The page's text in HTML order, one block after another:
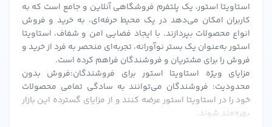
استاویتا استور، یک پلتفرم فروشگاهی آنلاین و جامع است که به
کاربران امکان می‌دهد در یک محیط حرفه‌ای، به خرید و فروش
انواع محصولات بپردازند. با ایجاد فضایی امن و شفاف، استاویتا
استور به‌عنوان یک بستر نوآورانه، تجربه‌ای منحصر به فرد از خرید و
فروش را برای مشتریان و فروشندگان فراهم کرده است.
مزایای ویژه استاویتا استور برای فروشندگان:فروش بدون
محدودیت: فروشندگان می‌توانند به سادگی تمامی محصولات
خود را در استاویتا استور عرضه کنند و از مزایای گسترده این بازار
بهره‌مند شوند.